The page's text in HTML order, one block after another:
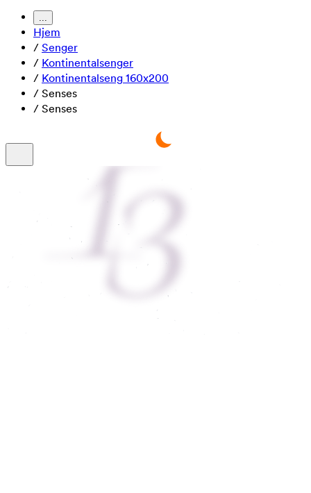
...
Hjem
/ Senger
/ Kontinentalsenger
/ Kontinentalseng 160x200
/ Senses
/ Senses